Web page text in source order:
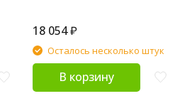
18 054₽
Осталось несколько штук
В корзину